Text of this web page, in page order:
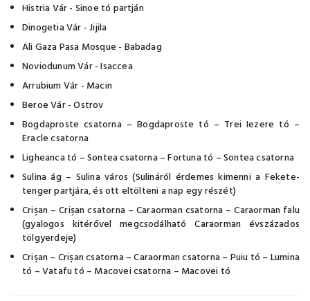
Histria Vár - Sinoe tó partján
Dinogetia Vár - Jijila
Ali Gaza Pasa Mosque - Babadag
Noviodunum Vár - Isaccea
Arrubium Vár - Macin
Beroe Vár - Ostrov
Bogdaproste csatorna – Bogdaproste tó – Trei Iezere tó –
Eracle csatorna
Ligheanca tó – Sontea csatorna – Fortuna tó – Sontea csatorna
Sulina ág – Sulina város (Sulináról érdemes kimenni a Fekete-
tenger partjára, és ott eltölteni a nap egy részét)
Crişan – Crişan csatorna – Caraorman csatorna – Caraorman falu
(gyalogos kitérővel megcsodálható Caraorman évszázados
tölgyerdeje)
Crişan – Crişan csatorna – Caraorman csatorna – Puiu tó – Lumina
tó – Vatafu tó – Macovei csatorna – Macovei tó